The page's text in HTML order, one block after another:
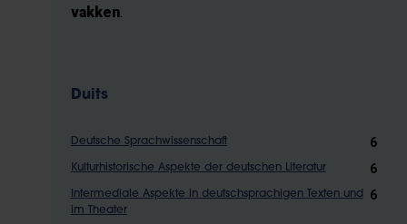
vakken.
Duits
Deutsche Sprachwissenschaft 6
Kulturhistorische Aspekte der deutschen Literatur 6
Intermediale Aspekte in deutschsprachigen Texten und
im Theater
6